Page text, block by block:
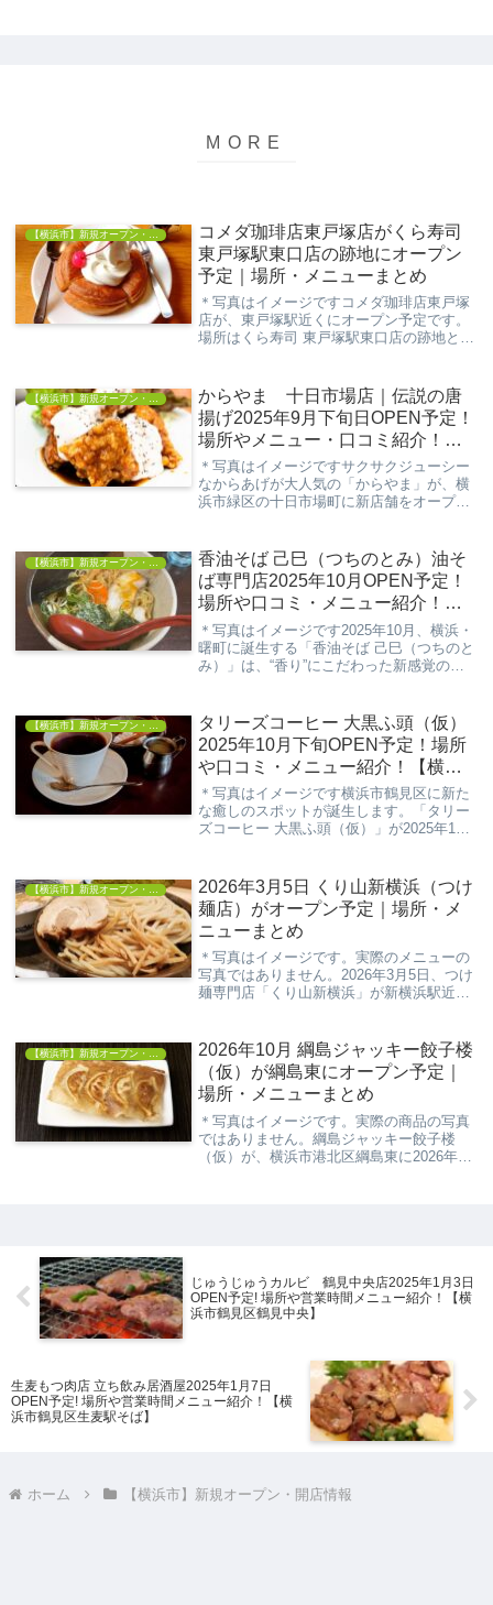
【横浜市】新規オープン・開店情報
コメダ珈琲店東戸塚店がくら寿司
東戸塚駅東口店の跡地にオープン
予定｜場所・メニューまとめ
＊写真はイメージですコメダ珈琲店東戸塚
店が、東戸塚駅近くにオープン予定です。
場所はくら寿司 東戸塚駅東口店の跡地とみ
ーヒーや軽食をゆっくり楽しめるカフェと
して知られ...
【横浜市】新規オープン・開店情報
からやま 十日市場店｜伝説の唐
揚げ2025年9月下旬日OPEN予定！
場所やメニュー・口コミ紹介！
【緑区十日市場町】
＊写真はイメージですサクサクジューシー
なからあげが大人気の「からやま」が、横
浜市緑区の十日市場町に新店舗をオープン
店」。アクセス良好な立地で、ランチや夕
食、テイ...
香油そば 己巳（つちのとみ）油そ
ば専門店2025年10月OPEN予定！
場所や口コミ・メニュー紹介！
【坂東橋駅、黄金町駅】
＊写真はイメージです2025年10月、横浜・
曙町に誕生する「香油そば 己巳（つちのと
み）」は、“香り”にこだわった新感覚の油
合の自家製麺と香油の組み合わせが話題
に...
【横浜市】新規オープン・開店情報
タリーズコーヒー 大黒ふ頭（仮）
2025年10月下旬OPEN予定！場所
や口コミ・メニュー紹介！【横浜
市鶴見区大黒ふ頭】
＊写真はイメージです横浜市鶴見区に新た
な癒しのスポットが誕生します。「タリー
ズコーヒー 大黒ふ頭（仮）」が2025年10
に、ほっと一息つけるカフェが加わるのは
嬉しい...
【横浜市】新規オープン・開店情報
2026年3月5日 くり山新横浜（つけ
麺店）がオープン予定｜場所・メ
ニューまとめ
＊写真はイメージです。実際のメニューの
写真ではありません。2026年3月5日、つけ
麺専門店「くり山新横浜」が新横浜駅近く
登場し、濃厚な魚介豚骨スープと自家製太
麺のつ...
2026年10月 綱島ジャッキー餃子楼
（仮）が綱島東にオープン予定｜
場所・メニューまとめ
＊写真はイメージです。実際の商品の写真
ではありません。綱島ジャッキー餃子楼
（仮）が、横浜市港北区綱島東に2026年10
じゅうじゅうカルビ 鶴見中央店2025年1月3日
OPEN予定! 場所や営業時間メニュー紹介！【横
浜市鶴見区鶴見中央】
生麦もつ肉店 立ち飲み居酒屋2025年1月7日
OPEN予定! 場所や営業時間メニュー紹介！【横
浜市鶴見区生麦駅そば】
ホーム 【横浜市】新規オープン・開店情報